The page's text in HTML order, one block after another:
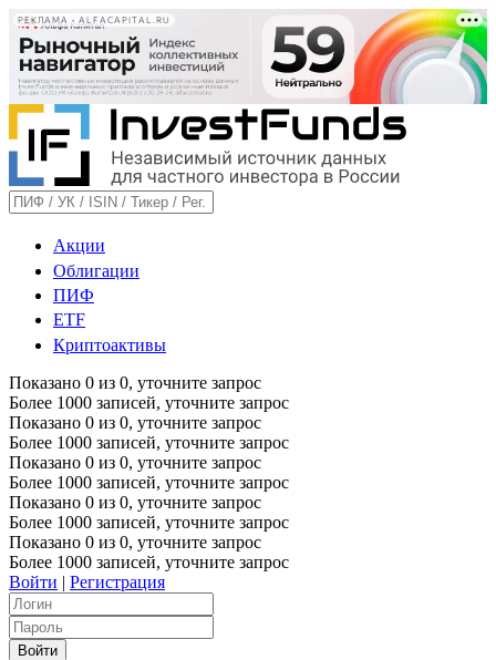
РЕКЛАМА • ALFACAPITAL.RU
Акции
Облигации
ПИФ
ETF
Криптоактивы
Показано 0 из 0, уточните запрос
Более 1000 записей, уточните запрос
Показано 0 из 0, уточните запрос
Более 1000 записей, уточните запрос
Показано 0 из 0, уточните запрос
Более 1000 записей, уточните запрос
Показано 0 из 0, уточните запрос
Более 1000 записей, уточните запрос
Показано 0 из 0, уточните запрос
Более 1000 записей, уточните запрос
Войти | Регистрация